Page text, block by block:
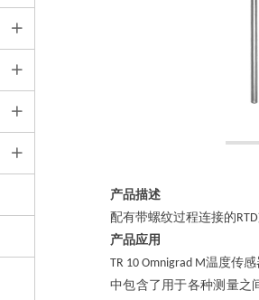
产品描述
配有带螺纹过程连接的RTD
产品应用
TR 10 Omnigrad M温度传
中包含了用于各种测量之
ꄶ
ꄶ
ꄶ
ꄶ